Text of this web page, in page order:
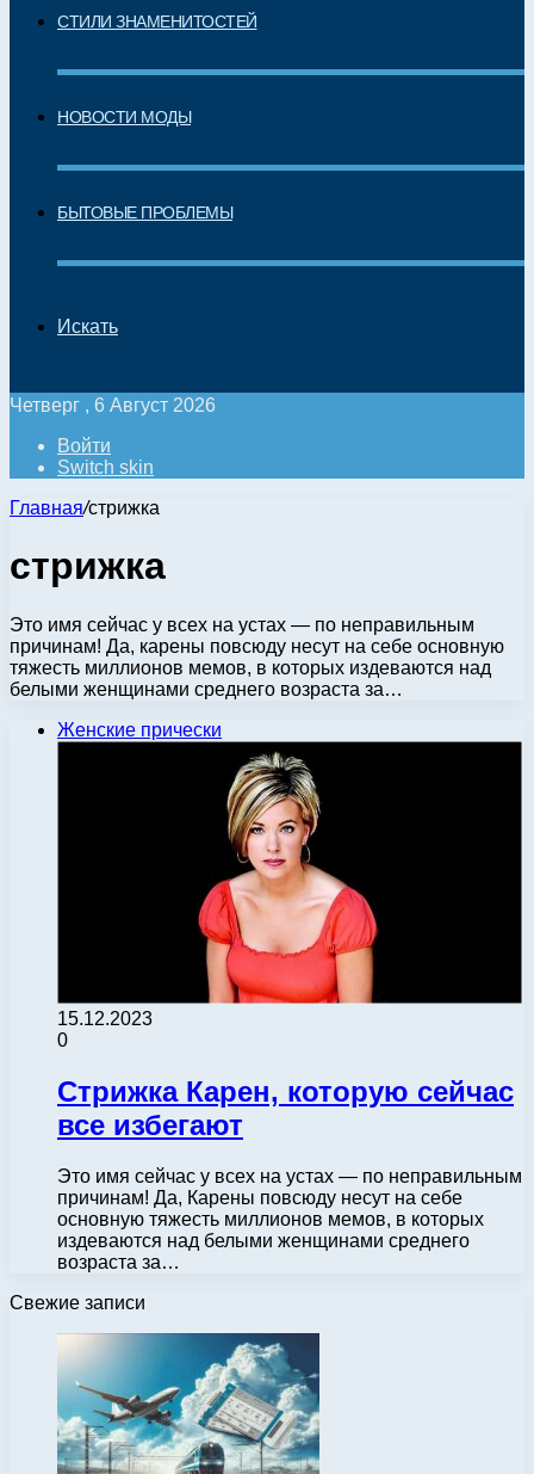
СТИЛИ ЗНАМЕНИТОСТЕЙ
НОВОСТИ МОДЫ
БЫТОВЫЕ ПРОБЛЕМЫ
Искать
Четверг , 6 Август 2026
Войти
Switch skin
Главная/стрижка
стрижка
Это имя сейчас у всех на устах — по неправильным
причинам! Да, карены повсюду несут на себе основную
тяжесть миллионов мемов, в которых издеваются над
белыми женщинами среднего возраста за…
Женские прически
15.12.2023
0
Стрижка Карен, которую сейчас
все избегают
Это имя сейчас у всех на устах — по неправильным
причинам! Да, Карены повсюду несут на себе
основную тяжесть миллионов мемов, в которых
издеваются над белыми женщинами среднего
возраста за…
Свежие записи